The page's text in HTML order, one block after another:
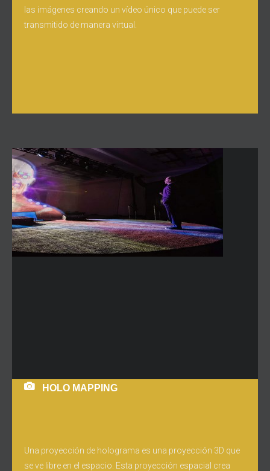
las imágenes creando un vídeo único que puede ser
transmitido de manera virtual.
HOLO MAPPING
Una proyección de holograma es una proyección 3D que
se ve libre en el espacio. Esta proyección espacial crea